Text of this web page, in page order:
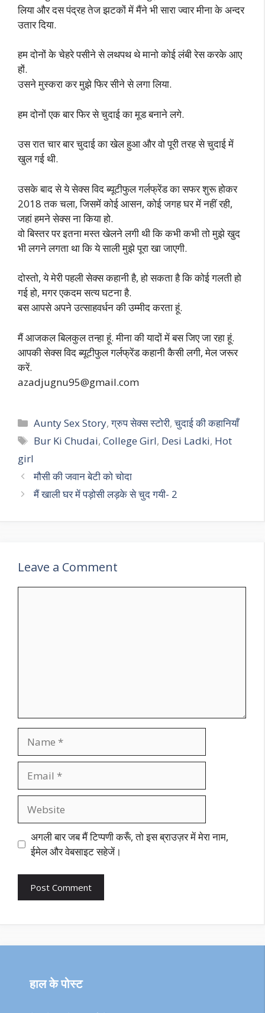
लिया और दस पंद्रह तेज झटकों में मैंने भी सारा ज्वार मीना के अन्दर
उतार दिया.
हम दोनों के चेहरे पसीने से लथपथ थे मानो कोई लंबी रेस करके आए
हों.
उसने मुस्करा कर मुझे फिर सीने से लगा लिया.
हम दोनों एक बार फिर से चुदाई का मूड बनाने लगे.
उस रात चार बार चुदाई का खेल हुआ और वो पूरी तरह से चुदाई में
खुल गई थी.
उसके बाद से ये सेक्स विद ब्यूटीफुल गर्लफ्रेंड का सफर शुरू होकर
2018 तक चला, जिसमें कोई आसन, कोई जगह घर में नहीं रही,
जहां हमने सेक्स ना किया हो.
वो बिस्तर पर इतना मस्त खेलने लगी थी कि कभी कभी तो मुझे खुद
भी लगने लगता था कि ये साली मुझे पूरा खा जाएगी.
दोस्तो, ये मेरी पहली सेक्स कहानी है, हो सकता है कि कोई गलती हो
गई हो, मगर एकदम सत्य घटना है.
बस आपसे अपने उत्साहवर्धन की उम्मीद करता हूं.
मैं आजकल बिलकुल तन्हा हूं. मीना की यादों में बस जिए जा रहा हूं.
आपकी सेक्स विद ब्यूटीफुल गर्लफ्रेंड कहानी कैसी लगी, मेल जरूर
करें.
azadjugnu95@gmail.com
Categories
Aunty Sex Story,ग्रुप सेक्स स्टोरी,चुदाई की कहानियाँ
Tags
Bur Ki Chudai,College Girl, Desi Ladki, Hot
girl
मौसी की जवान बेटी को चोदा
मैं खाली घर में पड़ोसी लड़के से चुद गयी- 2
Leave a Comment
अगली बार जब मैं टिप्पणी करूँ, तो इस ब्राउज़र में मेरा नाम,
ईमेल और वेबसाइट सहेजें।
हाल के पोस्ट